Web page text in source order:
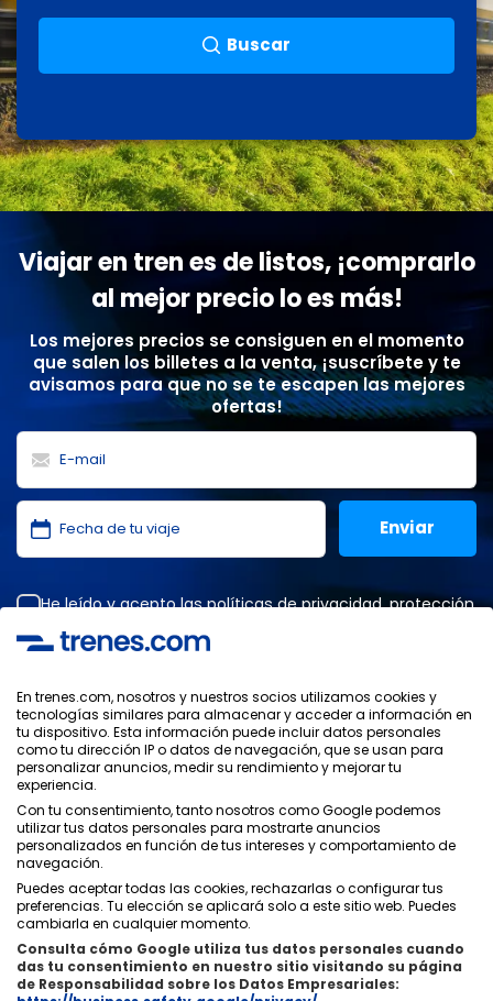
Buscar
Viajar en tren es de listos, ¡comprarlo
al mejor precio lo es más!
Los mejores precios se consiguen en el momento
que salen los billetes a la venta, ¡suscríbete y te
avisamos para que no se te escapen las mejores
ofertas!
He leído y acepto laspolíticas de privacidad,protección
SOLUTIONS.
Política de Privacidad
Condiciones Generales
Política de Seguridad
Contacto
Quiénes Somos ixigo
En trenes.com, nosotros y nuestros socios utilizamos cookies y
tecnologías similares para almacenar y acceder a información en
tu dispositivo. Esta información puede incluir datos personales
como tu dirección IP o datos de navegación, que se usan para
personalizar anuncios, medir su rendimiento y mejorar tu
experiencia.
Con tu consentimiento, tanto nosotros como Google podemos
utilizar tus datos personales para mostrarte anuncios
personalizados en función de tus intereses y comportamiento de
navegación.
Puedes aceptar todas las cookies, rechazarlas o configurar tus
preferencias. Tu elección se aplicará solo a este sitio web. Puedes
cambiarla en cualquier momento.
Consulta cómo Google utiliza tus datos personales cuando
das tu consentimiento en nuestro sitio visitando su página
de Responsabilidad sobre los Datos Empresariales: